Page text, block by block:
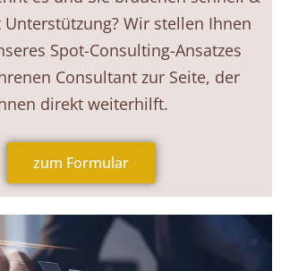
Wir stellen Ihnen
Spot-Consulting-Ansatzes
Consultant zur Seite, der
direkt weiterhilft.
zum Formular